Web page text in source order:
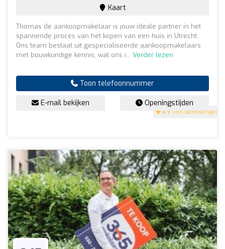
4.9 (168 beoordelingen)
Kaart
Thomas de aankoopmakelaar is jouw ideale partner in het
spannende proces van het kopen van een huis in Utrecht.
Ons team bestaat uit gespecialiseerde aankoopmakelaars
met bouwkundige kennis, wat ons i... Verder lezen
Toon telefoonnummer
E-mail bekijken Openingstijden